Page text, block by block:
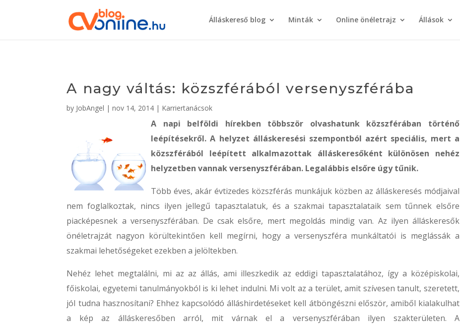
Álláskereső blog Minták Online önéletrajz Állások
A nagy váltás: közszférából versenyszférába
by JobAngel |nov 14, 2014 | Karriertanácsok
A napi belföldi hírekben többször olvashatunk közszférában történő
leépítésekről. A helyzet álláskeresési szempontból azért speciális, mert a
közszférából leépített alkalmazottak álláskeresőként különösen nehéz
helyzetben vannak versenyszférában. Legalábbis elsőre úgy tűnik.
Több éves, akár évtizedes közszférás munkájuk közben az álláskeresés módjaival
nem foglalkoztak, nincs ilyen jellegű tapasztalatuk, és a szakmai tapasztalataik sem tűnnek elsőre
piacképesnek a versenyszférában. De csak elsőre, mert megoldás mindig van. Az ilyen álláskeresők
önéletrajzát nagyon körültekintően kell megírni, hogy a versenyszféra munkáltatói is meglássák a
szakmai lehetőségeket ezekben a jelöltekben.
Nehéz lehet megtalálni, mi az az állás, ami illeszkedik az eddigi tapasztalatához, így a középiskolai,
főiskolai, egyetemi tanulmányokból is ki lehet indulni. Mi volt az a terület, amit szívesen tanult, szeretett,
jól tudna hasznosítani? Ehhez kapcsolódó álláshirdetéseket kell átböngészni először, amiből kialakulhat
a kép az álláskeresőben arról, mit várnak el a versenyszférában ilyen szakterületen. A